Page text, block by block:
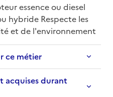
essence ou diesel
hybride Respecte les
et de l'environnement
ce métier
acquises durant